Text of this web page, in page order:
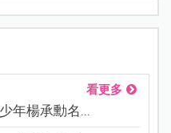
看更多
年楊承勳名...